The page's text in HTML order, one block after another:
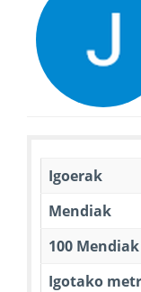
Igoerak
Mendiak
100 Mendiak
Igotako